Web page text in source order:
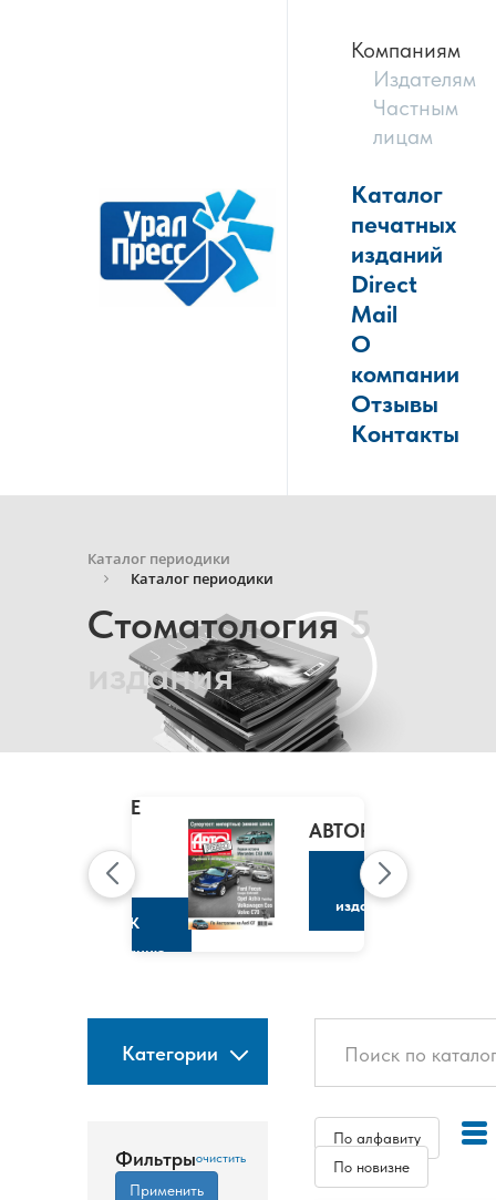
Компаниям
Издателям
Частным
лицам
Каталог
печатных
изданий
Direct
Mail
О
компании
Отзывы
Контакты
Каталог периодики
Каталог периодики
Стоматология5
издания
CLAIRE
МАРИ
КЛЭР
К
изданию
АВТОРЕВЮ
К
изданию
Категории
Фильтры
По алфавиту
По новизне